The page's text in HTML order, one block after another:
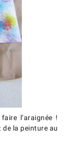
l’araignée !
de la peinture au